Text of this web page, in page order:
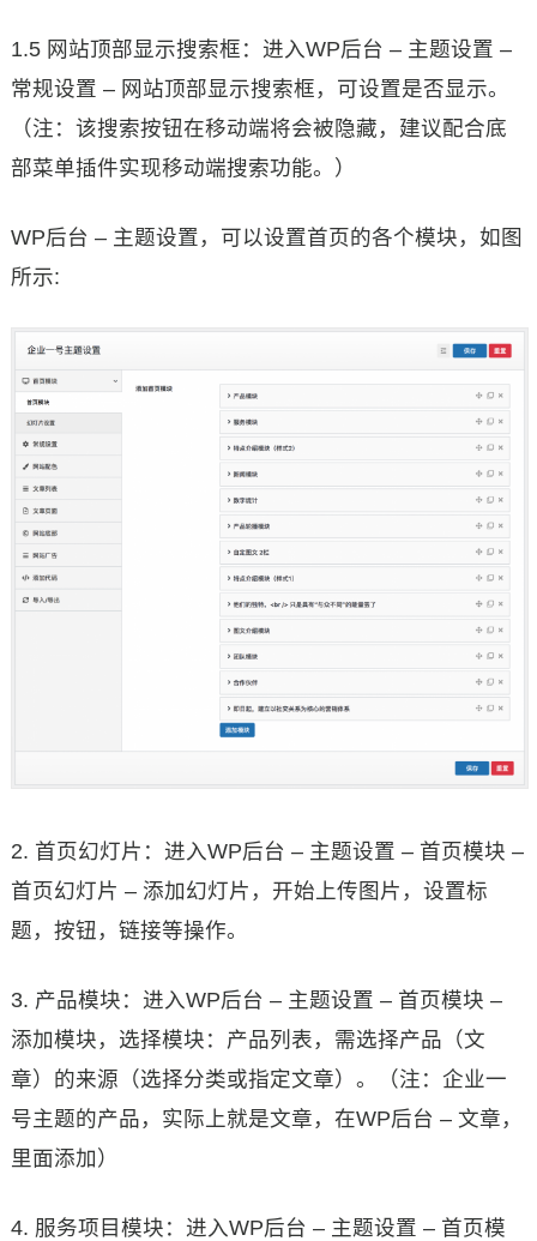
1.5 网站顶部显示搜索框：进入WP后台 – 主题设置 –
常规设置 – 网站顶部显示搜索框，可设置是否显示。
（注：该搜索按钮在移动端将会被隐藏，建议配合底
部菜单插件实现移动端搜索功能。）
WP后台 – 主题设置，可以设置首页的各个模块，如图
所示:
2. 首页幻灯片：进入WP后台 – 主题设置 – 首页模块 –
首页幻灯片 – 添加幻灯片，开始上传图片，设置标
题，按钮，链接等操作。
3. 产品模块：进入WP后台 – 主题设置 – 首页模块 –
添加模块，选择模块：产品列表，需选择产品（文
章）的来源（选择分类或指定文章）。（注：企业一
号主题的产品，实际上就是文章，在WP后台 – 文章，
里面添加）
4. 服务项目模块：进入WP后台 – 主题设置 – 首页模